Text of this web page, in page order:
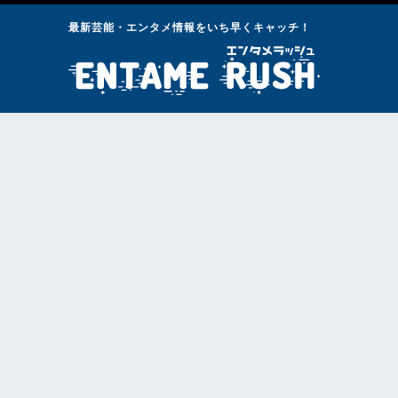
最新芸能・エンタメ情報をいち早くキャッチ！